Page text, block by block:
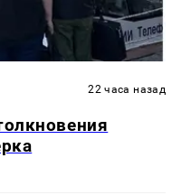
22 часа назад